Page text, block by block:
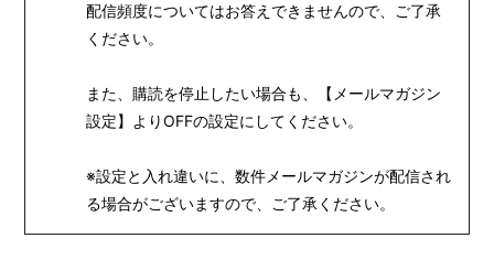
配信頻度についてはお答えできませんので、ご了承
ください。
また、購読を停止したい場合も、【メールマガジン
設定】よりOFFの設定にしてください。
※設定と入れ違いに、数件メールマガジンが配信され
る場合がございますので、ご了承ください。